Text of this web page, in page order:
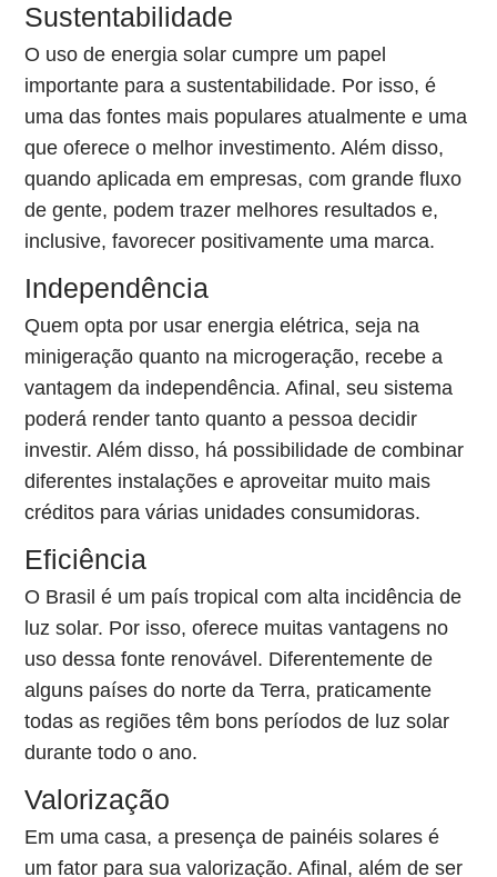
Sustentabilidade
O uso de energia solar cumpre um papel
importante para a sustentabilidade. Por isso, é
uma das fontes mais populares atualmente e uma
que oferece o melhor investimento. Além disso,
quando aplicada em empresas, com grande fluxo
de gente, podem trazer melhores resultados e,
inclusive, favorecer positivamente uma marca.
Independência
Quem opta por usar energia elétrica, seja na
minigeração quanto na microgeração, recebe a
vantagem da independência. Afinal, seu sistema
poderá render tanto quanto a pessoa decidir
investir. Além disso, há possibilidade de combinar
diferentes instalações e aproveitar muito mais
créditos para várias unidades consumidoras.
Eficiência
O Brasil é um país tropical com alta incidência de
luz solar. Por isso, oferece muitas vantagens no
uso dessa fonte renovável. Diferentemente de
alguns países do norte da Terra, praticamente
todas as regiões têm bons períodos de luz solar
durante todo o ano.
Valorização
Em uma casa, a presença de painéis solares é
um fator para sua valorização. Afinal, além de ser